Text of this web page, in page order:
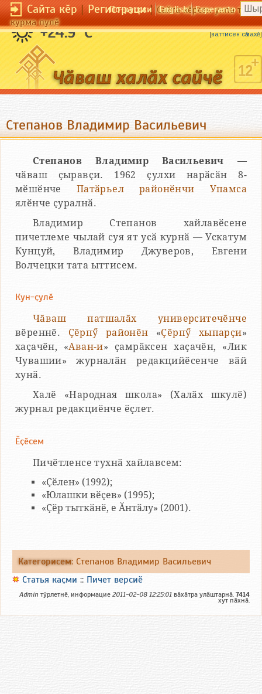
Сайта кӗр|Регистраци|Сайта кӗрсен унпа
курма пулӗ
По-русски English Esperanto
+24.9 °C Тумлам шыв та тинӗсе пулӑш.
[ваттисен сӑмахӗ]
Степанов Владимир Васильевич
Степанов Владимир Васильевич —
чӑваш ҫыравҫи. 1962 ҫулхи нарӑсӑн 8-
мӗшӗнче Патӑрьел районӗнчи
Упамса
ялӗнче ҫуралнӑ.
Владимир Степанов хайлавӗсене
пичетлеме чылай суя ят усӑ курнӑ — Ускатум
Кунцуй, Владимир Джуверов, Евгени
Волчецки тата ыттисем.
Кун-ҫулӗ
Чӑваш патшалӑх университечӗнче
вӗреннӗ. Ҫӗрпӳ районӗн «Ҫӗрпӳ хыпарҫи»
хаҫачӗн, «Аван-и» ҫамрӑксен хаҫачӗн, «Лик
Чувашии» журналӑн редакцийӗсенче вӑй
хунӑ.
Халӗ «Народная школа» (Халӑх шкулӗ)
журнал редакциӗнче ӗҫлет.
Ӗҫӗсем
Пичӗтленсе тухнӑ хайлавсем:
«Ҫӗлен» (1992);
«Юлашки вӗҫев» (1995);
«Ҫӗр тыткӑнӗ, е Ӑнтӑлу» (2001).
Категорисем: Степанов Владимир Васильевич
Статья каҫми :: Пичет версиӗ
Admin тӳрлетнӗ, информацие 2011-02-08 12:25:01 вӑхӑтра улӑштарнӑ. 7414
хут пӑхнӑ.